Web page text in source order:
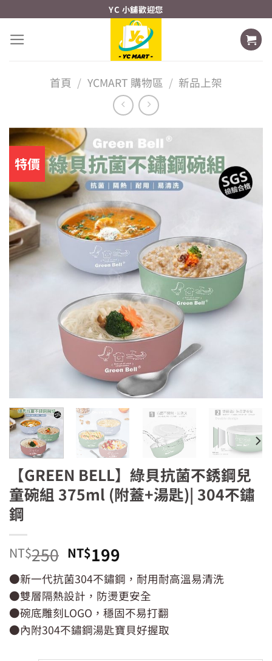
content
YC 小舖歡迎您
首頁 / YCMART 購物區 / 新品上架
特價
【GREEN BELL】綠貝抗菌不銹鋼兒
童碗組 375ml (附蓋+湯匙)| 304不鏽
鋼
NT$250 原
始
價
格：
NT$250。
NT$199目
前
價
格：
NT$199。
●新一代抗菌304不鏽鋼，耐用耐高溫易清洗
●雙層隔熱設計，防燙更安全
●碗底雕刻LOGO，穩固不易打翻
●內附304不鏽鋼湯匙寶貝好握取